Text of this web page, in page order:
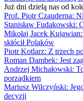
Już dni dzielą nas od
Prof. Piotr Czauderna:
Stanisław Fudakowski:
Mikołaj Jacek
skłócił Polaków
Piotr Kotlarz: Z trzech
Roman Dambek: Jest
Andrzej Michałowski:
porządkiem
Mariusz Wilczyński:
decyzji